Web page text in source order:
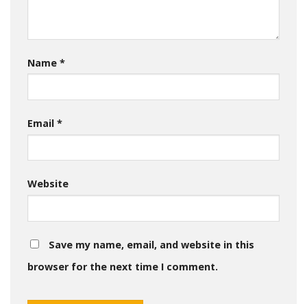
Name *
Email *
Website
Save my name, email, and website in this
browser for the next time I comment.